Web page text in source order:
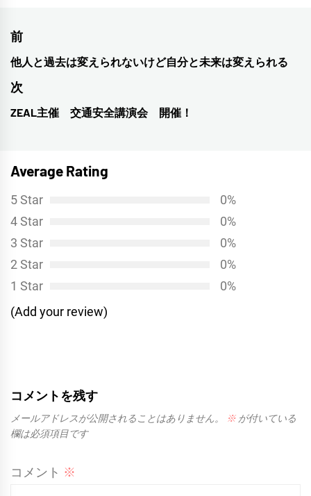
投
稿
ナ
ビ
ー
ョ
ン
前
前
の
他人と過去は変えられないけど自分と未来は変えられる
次
次
稿:
ZEAL主催 交通安全講演会 開催！
Average Rating
5 Star
0%
4 Star
0%
3 Star
0%
2 Star
0%
1 Star
0%
(Add your review)
コメントを残す
メールアドレスが公開されることはありません。 ※ が付いている
欄は必須項目です
コメント ※